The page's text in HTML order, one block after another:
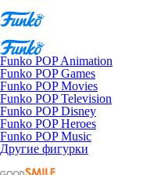
Funko POP Animation
Funko POP Games
Funko POP Movies
Funko POP Television
Funko POP Disney
Funko POP Heroes
Funko POP Music
Другие фигурки